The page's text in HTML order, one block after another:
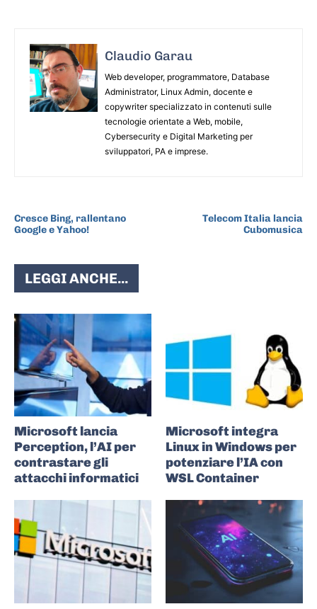
Claudio Garau
Web developer, programmatore, Database
Administrator, Linux Admin, docente e
copywriter specializzato in contenuti sulle
tecnologie orientate a Web, mobile,
Cybersecurity e Digital Marketing per
sviluppatori, PA e imprese.
Cresce Bing, rallentano
Google e Yahoo!
Telecom Italia lancia
Cubomusica
LEGGI ANCHE...
Microsoft lancia
Perception, l’AI per
contrastare gli
attacchi informatici
Microsoft integra
Linux in Windows per
potenziare l’IA con
WSL Container